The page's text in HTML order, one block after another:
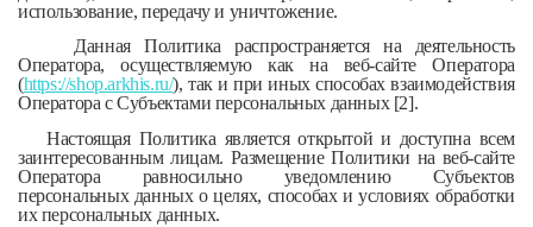
использование, передачу и уничтожение.
Данная Политика распространяется на деятельность
Оператора, осуществляемую как на веб-сайте Оператора
(https://shop.arkhis.ru/), так и при иных способах взаимодействия
Оператора с Субъектами персональных данных [2].
Настоящая Политика является открытой и доступна всем
заинтересованным лицам. Размещение Политики на веб-сайте
Оператора равносильно уведомлению Субъектов
персональных данных о целях, способах и условиях обработки
их персональных данных.